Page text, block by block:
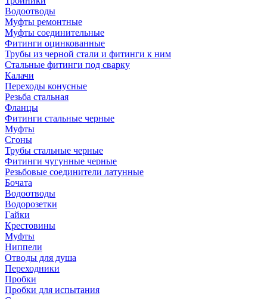
Водоотводы
Муфты ремонтные
Муфты соединительные
Фитинги оцинкованные
Трубы из черной стали и фитинги к ним
Стальные фитинги под сварку
Калачи
Переходы конусные
Резьба стальная
Фланцы
Фитинги стальные черные
Муфты
Сгоны
Трубы стальные черные
Фитинги чугунные черные
Резьбовые соединители латунные
Бочата
Водоотводы
Водорозетки
Гайки
Крестовины
Муфты
Ниппели
Отводы для душа
Переходники
Пробки
Пробки для испытания